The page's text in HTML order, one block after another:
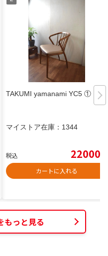
TAKUMI yamanami YC5 ①
マイストア在庫： 1344
税込 22000
カートに入れる
もっと見る